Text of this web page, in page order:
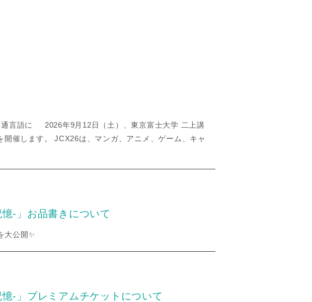
言語に 2026年9月12日（土）、東京富士大学 二上講
催します。 JCX26は、マンガ、アニメ、ゲーム、キャ
‐」お品書きについて
大公開✨
‐」プレミアムチケットについて